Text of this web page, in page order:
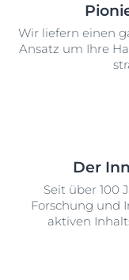
Wir liefern einen
Ansatz um Ihre
Der
Seit über 100
Forschung und
aktiven